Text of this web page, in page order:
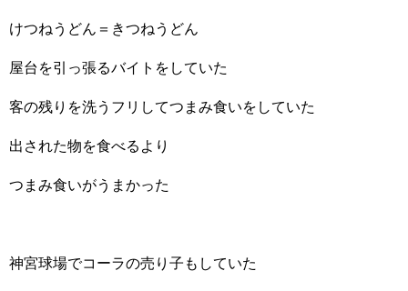
けつねうどん＝きつねうどん
屋台を引っ張るバイトをしていた
客の残りを洗うフリしてつまみ食いをしていた
出された物を食べるより
つまみ食いがうまかった
神宮球場でコーラの売り子もしていた